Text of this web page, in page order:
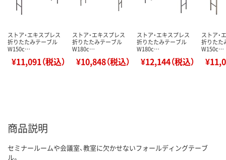
ストア・エキスプレス
折りたたみテーブル
W150c…
¥11,091（税込）
ストア・エキスプレス
折りたたみテーブル
W180c…
¥10,848（税込）
ストア・エキスプレス
折りたたみテーブル
W180c…
¥12,144（税込）
ストア・
折りたた
W150c…
商品説明
セミナールームや会議室、教室に欠かせないフォールディングテーブ
ル。